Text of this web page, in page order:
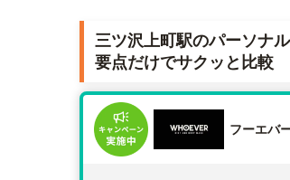
三ツ沢上町駅のパーソナ
要点だけでサクッと比較
フーエバ